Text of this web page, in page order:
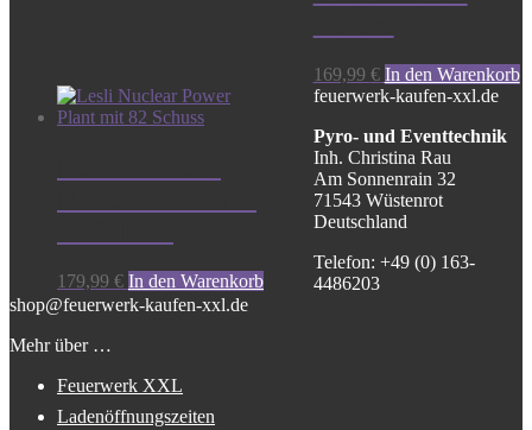
169,99 € In den Warenkorb
179,99 € In den Warenkorb
feuerwerk-kaufen-xxl.de
Pyro- und Eventtechnik
Inh. Christina Rau
Am Sonnenrain 32
71543 Wüstenrot
Deutschland
Telefon: +49 (0) 163-
4486203
shop@feuerwerk-kaufen-xxl.de
Mehr über …
Feuerwerk XXL
Ladenöffnungszeiten